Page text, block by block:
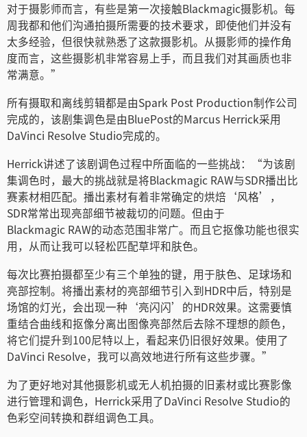
Ukraine
United Kingdom
对于摄影师而言，有些是第一次接触Blackmagic摄影机。每
周我都和他们沟通拍摄所需要的技术要求，即使他们并没有
太多经验，但很快就熟悉了这款摄影机。从摄影师的操作角
度而言，这些摄影机非常容易上手，而且我们对其画质也非
常满意。”
所有摄取和离线剪辑都是由Spark Post Production制作公司
完成的，该剧集调色是由BluePost的Marcus Herrick采用
DaVinci Resolve Studio完成的。
Herrick讲述了该剧调色过程中所面临的一些挑战：“为该剧
集调色时，最大的挑战就是将Blackmagic RAW与SDR播出比
赛素材相匹配。播出素材有着非常确定的烘焙‘风格’，
SDR常常出现亮部细节被裁切的问题。但由于
Blackmagic RAW的动态范围非常广。而且它抠像功能也很实
用，从而让我可以轻松匹配草坪和肤色。
每次比赛拍摄都至少有三个单独的键，用于肤色、足球场和
亮部控制。将播出素材的亮部细节引入到HDR中后，特别是
场馆的灯光，会出现一种‘亮闪闪’的HDR效果。这需要慎
重结合曲线和抠像分离出图像亮部然后去除不理想的颜色，
将它们提升到100尼特以上，看起来仍旧很好效果。使用了
DaVinci Resolve，我可以高效地进行所有这些步骤。”
为了更好地对其他摄影机或无人机拍摄的旧素材或比赛影像
进行管理和调色，Herrick采用了DaVinci Resolve Studio的
色彩空间转换和群组调色工具。